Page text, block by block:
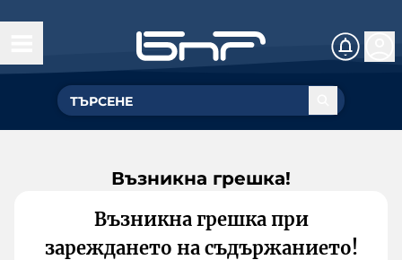
Възникна грешка!
Възникна грешка при
зареждането на съдържанието!